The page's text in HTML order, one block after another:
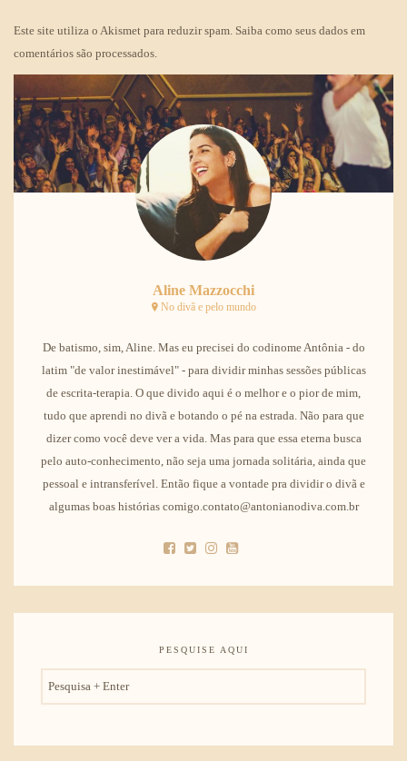
Este site utiliza o Akismet para reduzir spam. Saiba como seus dados em
comentários são processados
Aline Mazzocchi
No divã e pelo mundo
De batismo, sim, Aline. Mas eu precisei do codinome Antônia - do
latim "de valor inestimável" - para dividir minhas sessões públicas
de escrita-terapia. O que divido aqui é o melhor e o pior de mim,
tudo que aprendi no divã e botando o pé na estrada. Não para que
dizer como você deve ver a vida. Mas para que essa eterna busca
pelo auto-conhecimento, não seja uma jornada solitária, ainda que
pessoal e intransferível. Então fique a vontade pra dividir o divã e
algumas boas histórias comigo.contato@antonianodiva.com.br
PESQUISE AQUI